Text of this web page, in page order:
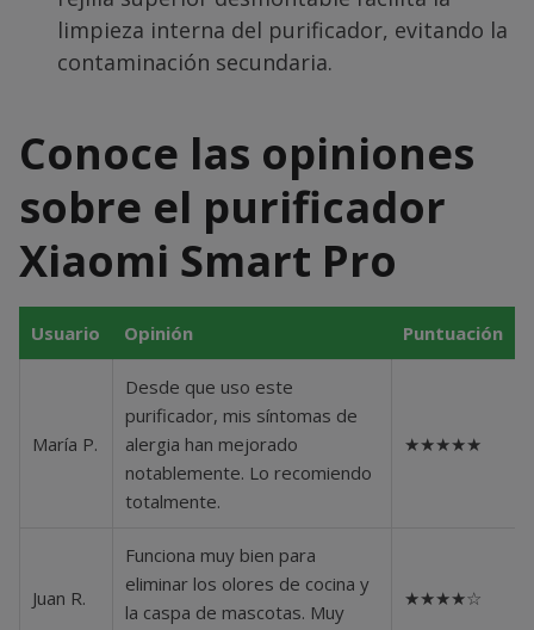
limpieza interna del purificador, evitando la
contaminación secundaria.
Conoce las opiniones
sobre el purificador
Xiaomi Smart Pro
Usuario Opinión Puntuación
María P.
Desde que uso este
purificador, mis síntomas de
alergia han mejorado
notablemente. Lo recomiendo
totalmente.
★★★★★
Juan R.
Funciona muy bien para
eliminar los olores de cocina y
la caspa de mascotas. Muy
★★★★☆